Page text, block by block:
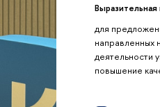
Выразительная
для
направленных
деятельности
повышение